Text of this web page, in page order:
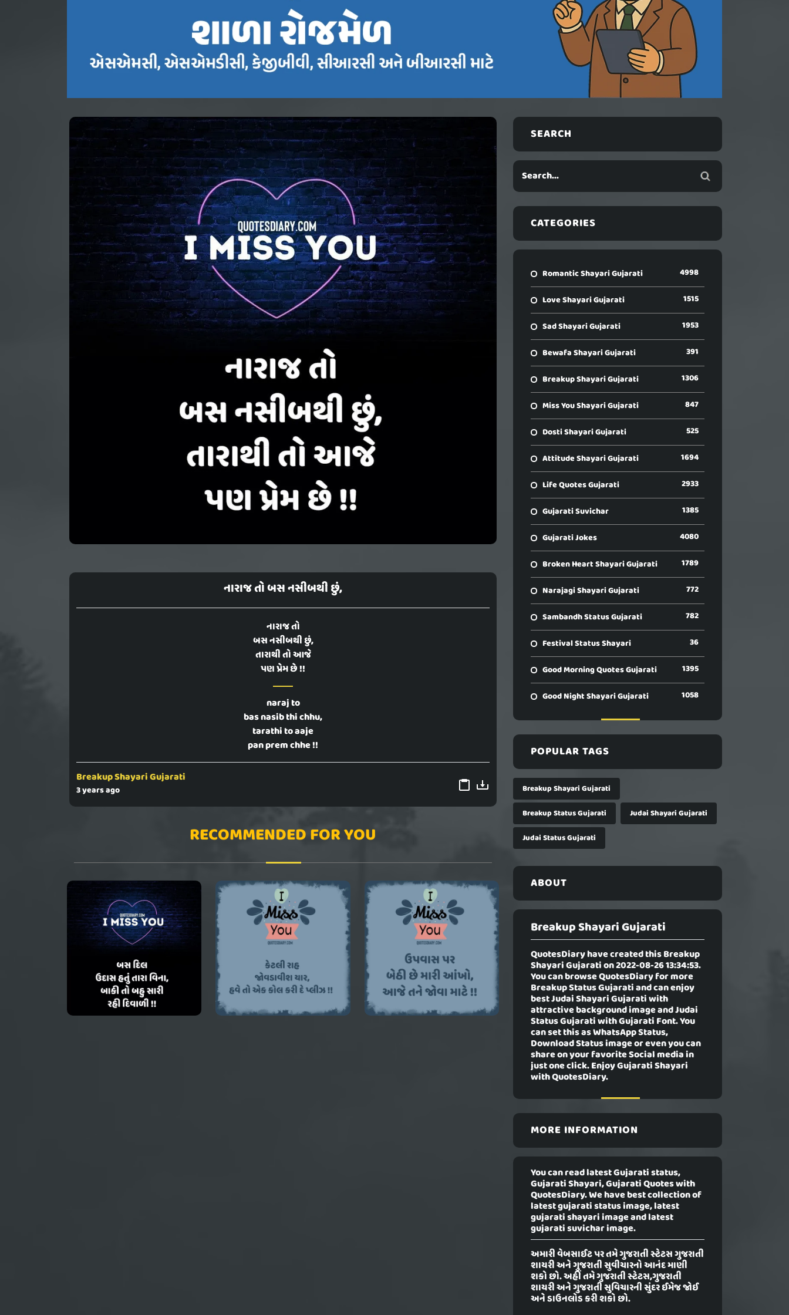
નારાજ તો બસ નસીબથી છું,
નારાજ તો
બસ નસીબથી છું,
તારાથી તો આજે
પણ પ્રેમ છે !!
naraj to
bas nasib thi chhu,
tarathi to aaje
pan prem chhe !!
Breakup Shayari Gujarati
3 years ago
RECOMMENDED FOR YOU
SEARCH
CATEGORIES
Romantic Shayari Gujarati 4998
Love Shayari Gujarati 1515
Sad Shayari Gujarati 1953
Bewafa Shayari Gujarati 391
Breakup Shayari Gujarati 1306
Miss You Shayari Gujarati 847
Dosti Shayari Gujarati 525
Attitude Shayari Gujarati 1694
Life Quotes Gujarati 2933
Gujarati Suvichar 1385
Gujarati Jokes 4080
Broken Heart Shayari Gujarati 1789
Narajagi Shayari Gujarati 772
Sambandh Status Gujarati 782
Festival Status Shayari 36
Good Morning Quotes Gujarati 1395
Good Night Shayari Gujarati 1058
POPULAR TAGS
Breakup Shayari Gujarati
Breakup Status Gujarati
Judai Shayari Gujarati
Judai Status Gujarati
ABOUT
Breakup Shayari Gujarati
QuotesDiary have created thisBreakup
Shayari Gujaration 2022-08-26 13:34:53.
You can browse QuotesDiary for more
Breakup Status Gujarati and can enjoy
best Judai Shayari Gujarati with
attractive background image and Judai
Status Gujarati with Gujarati Font. You
can set this as WhatsApp Status,
Download Status image or even you can
share on your favorite Social media in
just one click. Enjoy Gujarati Shayari
with QuotesDiary.
MORE INFORMATION
You can read latest Gujarati status,
Gujarati Shayari, Gujarati Quotes with
QuotesDiary. We have best collection of
latest gujarati status image, latest
gujarati shayari image and latest
gujarati suvichar image.
અમારી વેબસાઈટ પર તમે ગુજરાતી સ્ટેટસ ગુજરાતી
શાયરી અને ગુજરાતી સુવીચારનો આનંદ માણી
શકો છો. અહીં તમે ગુજરાતી સ્ટેટસ,ગુજરાતી
શાયરી અને ગુજરાતી સુવિચારની સુંદર ઈમેજ જોઈ
અને ડાઉનલોડ કરી શકો છો.